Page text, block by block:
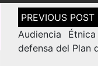
Navegación
de
entradas
Audiencia
defensa del Plan